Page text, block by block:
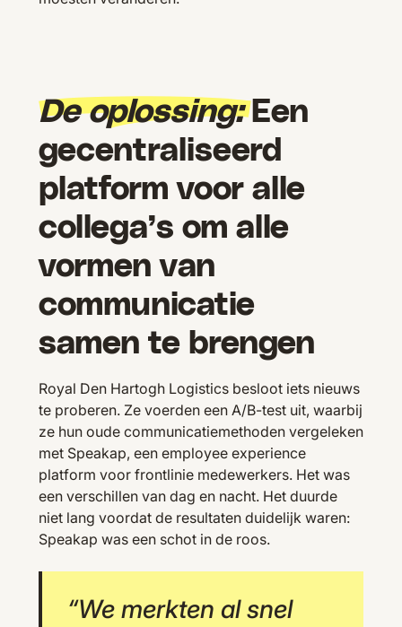
De oplossing: Een
gecentraliseerd
platform voor alle
collega’s om alle
vormen van
communicatie
samen te brengen
Royal Den Hartogh Logistics besloot iets nieuws
te proberen. Ze voerden een A/B-test uit, waarbij
ze hun oude communicatiemethoden vergeleken
met Speakap, een employee experience
platform voor frontlinie medewerkers. Het was
een verschillen van dag en nacht. Het duurde
niet lang voordat de resultaten duidelijk waren:
Speakap was een schot in de roos.
“We merkten al snel